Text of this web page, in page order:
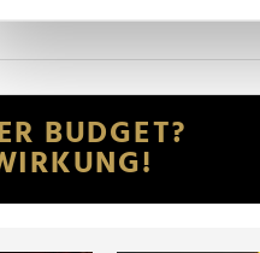
Wir verwenden Cookies, um
Website an unsere Partner für
möglicherweise mit weiteren
der Dienste gesammelt haben.